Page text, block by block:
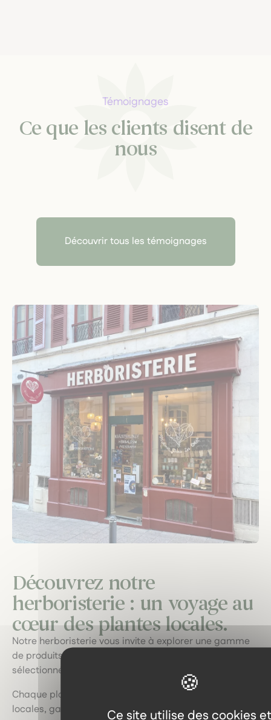
Ce site utilise des cookies et
Témoignages
Ce que les clients disent de
nous
Découvrir tous les témoignages
Découvrez notre
herboristerie : un voyage au
cœur des plantes locales.
Notre herboristerie vous invite à explorer une gamme
de produits naturels de qualité, soigneusement
sélectionnés.
Chaque plante, extrait et huile est issu de sources
locales, garantissant fraîcheur et efficacité.